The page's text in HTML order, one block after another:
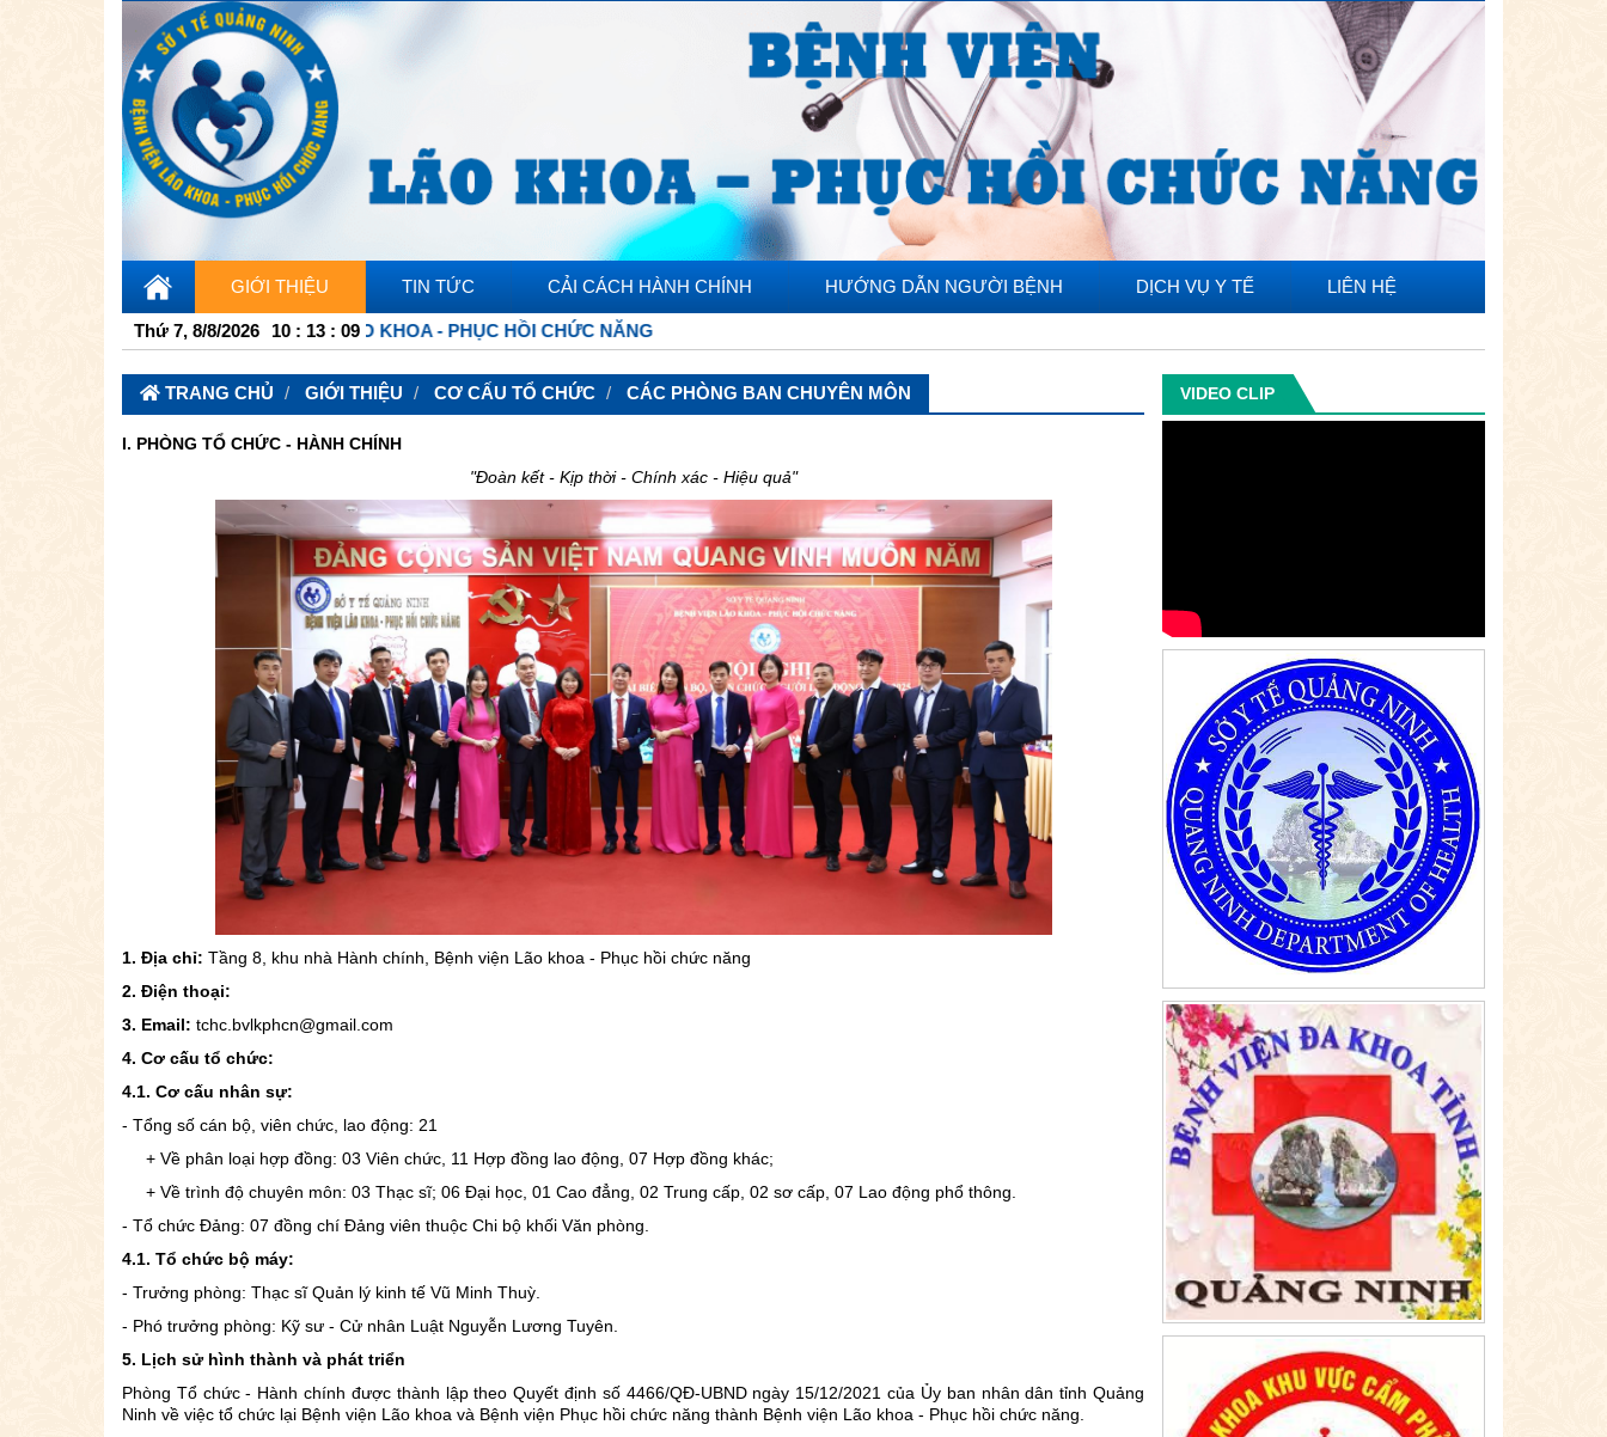
GIỚI THIỆU TIN TỨC CẢI CÁCH HÀNH CHÍNH HƯỚNG DẪN NGƯỜI BỆNH DỊCH VỤ Y TẾ LIÊN HỆ
Thứ 7, 8/8/2026 10 : 13 : 10
HỢP BỆNH VIỆN LÃO KHOA - PHỤC HỒI CHỨC NĂNG
TRANG CHỦ GIỚI THIỆU CƠ CẤU TỔ CHỨC CÁC PHÒNG BAN CHUYÊN MÔN
I. PHÒNG TỔ CHỨC - HÀNH CHÍNH
"Đoàn kết - Kịp thời - Chính xác - Hiệu quả"
1. Địa chỉ: Tầng 8, khu nhà Hành chính, Bệnh viện Lão khoa - Phục hồi chức năng
2. Điện thoại:
3. Email: tchc.bvlkphcn@gmail.com
4. Cơ cấu tổ chức:
4.1. Cơ cấu nhân sự:
- Tổng số cán bộ, viên chức, lao động: 21
+ Về phân loại hợp đồng: 03 Viên chức, 11 Hợp đồng lao động, 07 Hợp đồng khác;
+ Về trình độ chuyên môn: 03 Thạc sĩ; 06 Đại học, 01 Cao đẳng, 02 Trung cấp, 02 sơ cấp, 07 Lao động phổ thông.
- Tổ chức Đảng: 07 đồng chí Đảng viên thuộc Chi bộ khối Văn phòng.
4.1. Tổ chức bộ máy:
- Trưởng phòng: Thạc sĩ Quản lý kinh tế Vũ Minh Thuỳ.
- Phó trưởng phòng: Kỹ sư - Cử nhân Luật Nguyễn Lương Tuyên.
5. Lịch sử hình thành và phát triển
Phòng Tổ chức - Hành chính được thành lập theo Quyết định số 4466/QĐ-UBND ngày 15/12/2021 của Ủy ban nhân dân tỉnh Quảng
Ninh về việc tổ chức lại Bệnh viện Lão khoa và Bệnh viện Phục hồi chức năng thành Bệnh viện Lão khoa - Phục hồi chức năng.
VIDEO CLIP